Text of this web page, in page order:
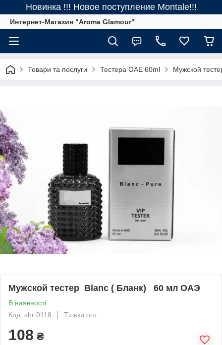
Новинка !!! Новое поступление Montale!!!
Интернет-Магазин "Aroma Glamour"
Товари та послуги Тестера ОАЕ 60ml Мужской
Мужской тестер Blanc ( Бланк) 60 мл ОАЭ
В наявності
Код: shr 0118
Тільки опт
108 ₴